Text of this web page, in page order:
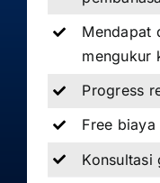
Mendapat
mengukur
Progress
Free
Konsultasi